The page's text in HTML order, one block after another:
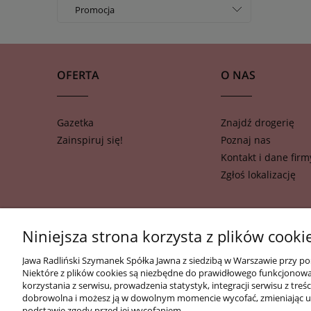
Promocja
OFERTA
Gazetka
Zainspiruj się!
O NAS
Znajdź drogerię
Poznaj nas
Kontakt i dane
Zgłoś lokalizację
Niniejsza strona korzysta z plików
Jawa Radliński Szymanek Spółka Jawna z siedzibą w Warszawie
Niektóre z plików cookies są niezbędne do prawidłowego
korzystania z serwisu, prowadzenia statystyk, integracji serwisu z
dobrowolna i możesz ją w dowolnym momencie wycofać, zmieniając